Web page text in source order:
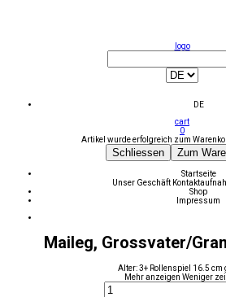
logo
DE
cart
0
Artikel wurde erfolgreich zum
Schliessen Zum
Startseite
Unser Geschäft
Shop
Impressum
Maileg, Grossvater/
Alter: 3+ Rollenspiel 16.5 cm
Mehr anzeigen Weniger